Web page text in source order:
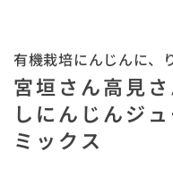
有機栽培にんじんに、
宮垣さん高見
しにんじんジ
ミックス